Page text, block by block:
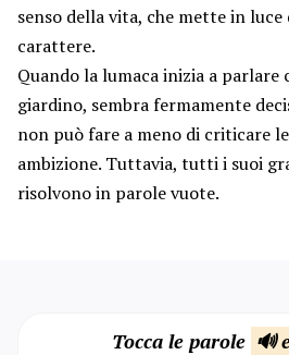
senso della vita, che mette in
carattere.
Quando la lumaca inizia a parlare
giardino, sembra fermamente
non può fare a meno di criticare
ambizione. Tuttavia, tutti i suoi
risolvono in parole vuote.
Tocca le parole 🔊